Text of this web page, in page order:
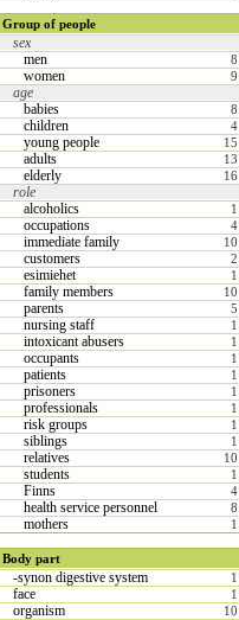
Group of people
sex
men
8
women 9
age
babies
8
children 4
young people 15
adults 13
elderly 16
role
alcoholics
1
occupations 4
immediate family 10
customers 2
esimiehet 1
family members 10
parents 5
nursing staff 1
intoxicant abusers 1
occupants 1
patients 1
prisoners 1
professionals 1
risk groups 1
siblings 1
relatives 10
students 1
Finns 4
health service personnel 8
mothers 1
Body part
-synon digestive system 1
face 1
organism 10